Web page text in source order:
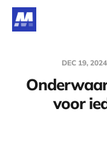
DEC 19, 2024
voor